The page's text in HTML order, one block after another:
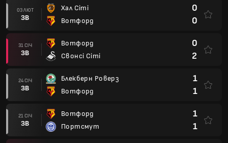
03 ЛЮТ
ЗВ
Хал Сіті
Вотфорд
0
0
31 СІЧ
ЗВ
Вотфорд
Свонсі Сіті
0
2
24 СІЧ
ЗВ
Блекберн Роверз
Вотфорд
1
1
21 СІЧ
ЗВ
Вотфорд
Портсмут
1
1